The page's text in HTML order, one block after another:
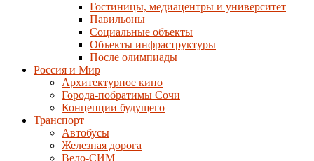
Гостиницы, медиацентры и университет
Павильоны
Социальные объекты
Объекты инфраструктуры
После олимпиады
Россия и Мир
Архитектурное кино
Города-побратимы Сочи
Концепции будущего
Транспорт
Автобусы
Железная дорога
Вело-СИМ